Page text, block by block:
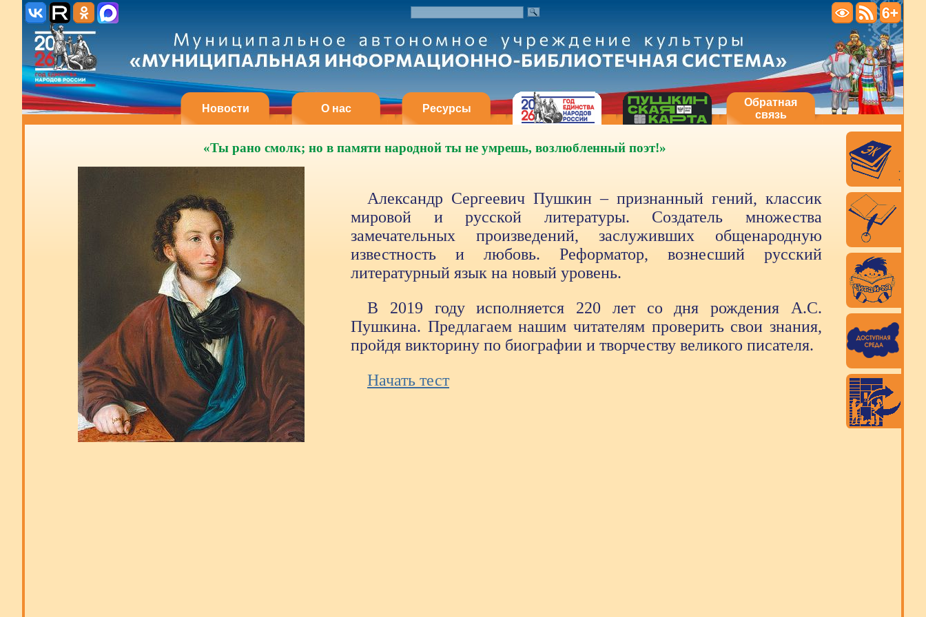
Новости О нас Ресурсы
Обратная
связь
«Ты рано смолк; но в памяти народной ты не умрешь, возлюбленный поэт!»
Александр Сергеевич Пушкин – признанный гений, классик
мировой и русской литературы. Создатель множества
замечательных произведений, заслуживших общенародную
известность и любовь. Реформатор, вознесший русский
литературный язык на новый уровень.
В 2019 году исполняется 220 лет со дня рождения А.С.
Пушкина. Предлагаем нашим читателям проверить свои знания,
пройдя викторину по биографии и творчеству великого писателя.
Начать тест